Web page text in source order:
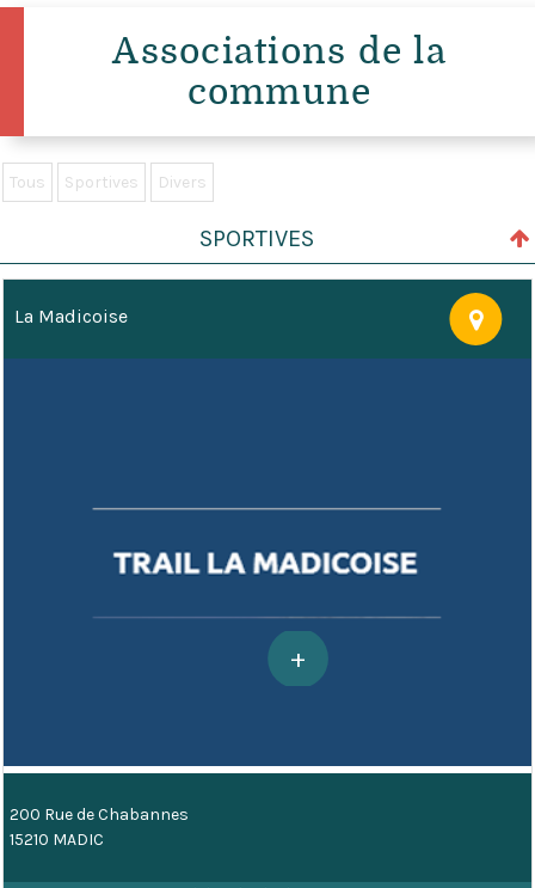
Associations de la
commune
Tous Sportives Divers
SPORTIVES
La Madicoise
200 Rue de Chabannes
15210 MADIC